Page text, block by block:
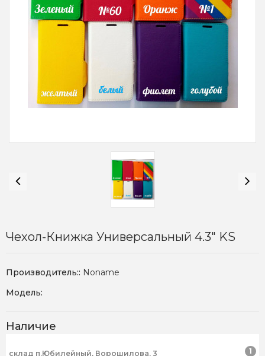
Чехол-Книжка Универсальный 4.3" KS
Производитель:: Noname
Модель:
Наличие
склад п.Юбилейный, Ворошилова, 3 1